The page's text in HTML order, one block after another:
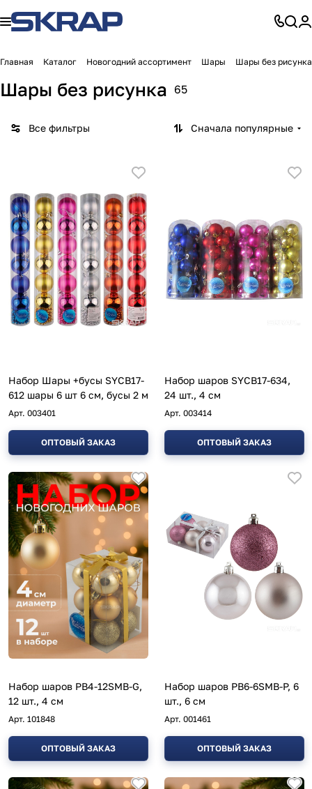
Главная Каталог Новогодний ассортимент Шары Шары без рисунка
Шары без рисунка 65
Все фильтры Сначала популярные
Набор Шары +бусы SYCB17-
612 шары 6 шт 6 см, бусы 2 м
Арт. 003401
ОПТОВЫЙ ЗАКАЗ
Набор шаров SYCB17-634,
24 шт., 4 см
Арт. 003414
ОПТОВЫЙ ЗАКАЗ
Набор шаров PB4-12SMB-G,
12 шт., 4 см
Арт. 101848
ОПТОВЫЙ ЗАКАЗ
Набор шаров PB6-6SMB-P, 6
шт., 6 см
Арт. 001461
ОПТОВЫЙ ЗАКАЗ